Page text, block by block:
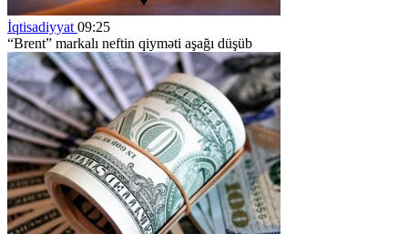
İqtisadiyyat 09:25
“Brent” markalı neftin qiyməti aşağı düşüb